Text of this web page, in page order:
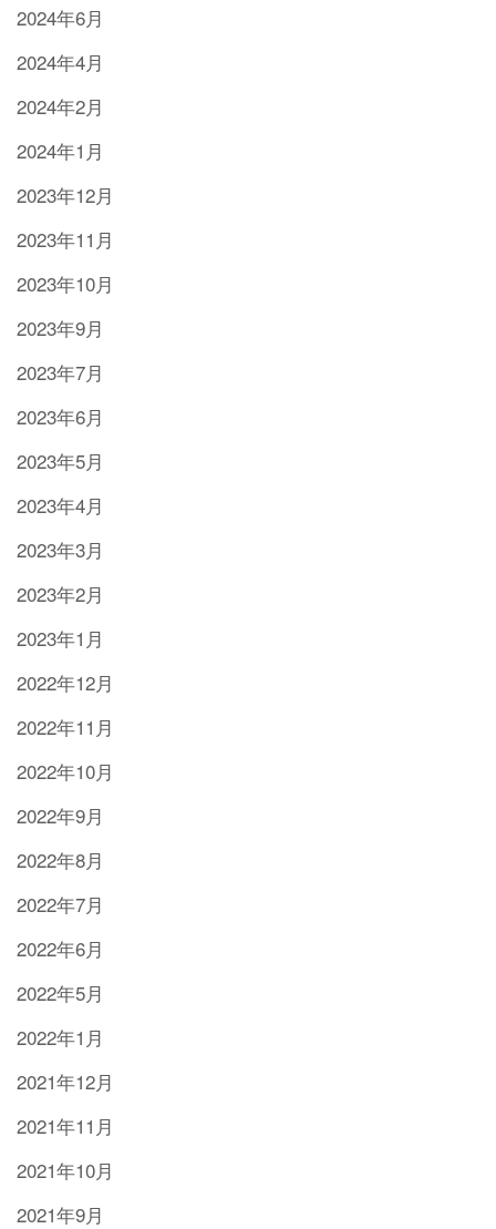
2024年6月
2024年4月
2024年2月
2024年1月
2023年12月
2023年11月
2023年10月
2023年9月
2023年7月
2023年6月
2023年5月
2023年4月
2023年3月
2023年2月
2023年1月
2022年12月
2022年11月
2022年10月
2022年9月
2022年8月
2022年7月
2022年6月
2022年5月
2022年1月
2021年12月
2021年11月
2021年10月
2021年9月